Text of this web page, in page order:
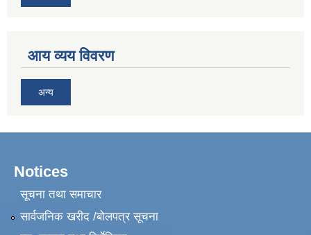
आय व्यय विवरण
अन्य
Notices
सूचना तथा समाचार
सार्वजनिक खरीद /बोलपत्र सूचना